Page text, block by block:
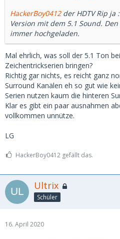
HackerBoy0412der HDTV Rip ja
Version mit dem 5.1 Sound.
immer hochgeladen.
Mal ehrlich, was soll der 5.1 Ton
Zeichentrickserien bringen?
Richtig gar nichts, es reicht ganz
Surround Kanälen eh so gut wie
Serien nutzen kaum die hinteren
Klar es gibt ein paar ausnahmen
vollkommen unnütze.
LG
HackerBoy0412 gefällt das.
Ultrix
Schüler
16. April 2020